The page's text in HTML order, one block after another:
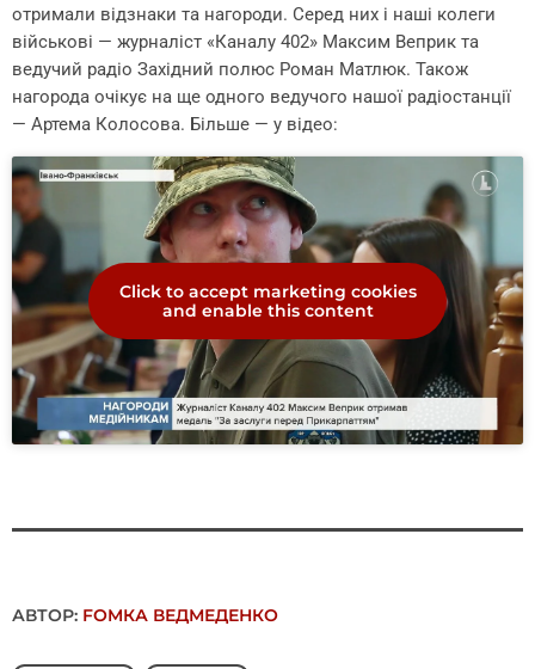
отримали відзнаки та нагороди. Серед них і наші колеги
військові — журналіст «Каналу 402» Максим Веприк та
ведучий радіо Західний полюс Роман Матлюк. Також
нагорода очікує на ще одного ведучого нашої радіостанції
— Артема Колосова. Більше — у відео:
Click to accept marketing cookies
and enable this content
АВТОР: FОMКА ВЕДМЕДЕНКО